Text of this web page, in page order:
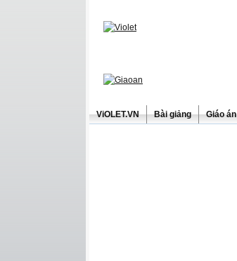
ViOLET.VN Bài giảng Giáo án